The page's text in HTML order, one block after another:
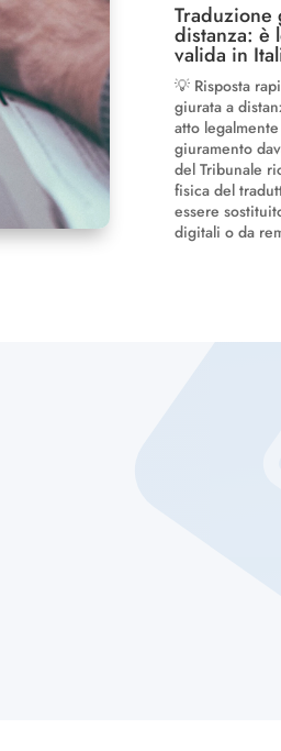
Traduzione
distanza: è
valida in
💡 Risposta
giurata a
atto
giuramento
del Tribunale
fisica del
essere
digitali o da